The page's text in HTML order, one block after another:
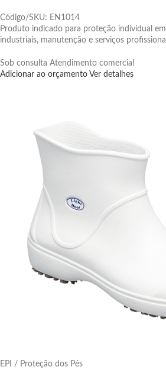
Código/SKU: EN1014
Produto indicado para proteção individual
industriais, manutenção e serviços
Sob consulta Atendimento comercial
Adicionar ao orçamento Ver detalhes
EPI / Proteção dos Pés